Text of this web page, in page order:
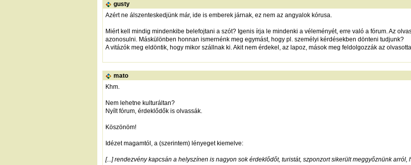
gusty
Azért ne álszenteskedjünk már, ide is emberek járnak, ez nem az angyalok kórusa.
Miért kell mindig mindenkibe belefojtani a szót? Igenis írja le mindenki a véleményét, erre való a fórum. Az
azonosulni. Máskülönben honnan ismernénk meg egymást, hogy pl. személyi kérdésekben dönteni tudjunk?
A vitázók meg eldöntik, hogy mikor szállnak ki. Akit nem érdekel, az lapoz, mások meg feldolgozzák az
mato
Khm.
Nem lehetne kulturáltan?
Nyílt fórum, érdeklődők is olvassák.
Köszönöm!
Idézet magamtól, a (szerintem) lényeget kiemelve:
[...] rendezvény kapcsán a helyszínen is nagyon sok érdeklődőt, turistát, szponzort sikerült meggyőznünk arról,